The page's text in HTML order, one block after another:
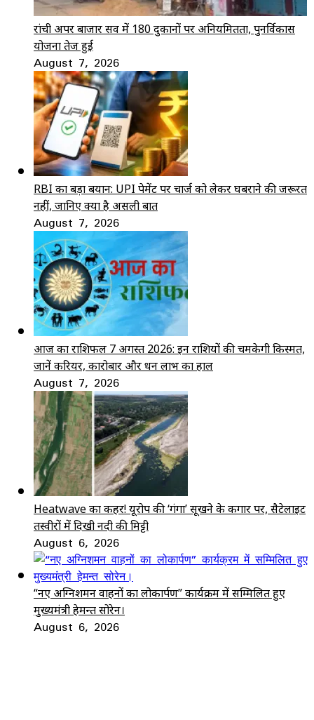
रांची अपर बाजार सर्वे में 180 दुकानों पर अनियमितता, पुनर्विकास
योजना तेज हुई
August 7, 2026
RBI का बड़ा बयान: UPI पेमेंट पर चार्ज को लेकर घबराने की जरूरत
नहीं, जानिए क्या है असली बात
August 7, 2026
आज का राशिफल 7 अगस्त 2026: इन राशियों की चमकेगी किस्मत,
जानें करियर, कारोबार और धन लाभ का हाल
August 7, 2026
Heatwave का कहर! यूरोप की ‘गंगा’ सूखने के कगार पर, सैटेलाइट
तस्वीरों में दिखी नदी की मिट्टी
August 6, 2026
“नए अग्निशमन वाहनों का लोकार्पण” कार्यक्रम में सम्मिलित हुए
मुख्यमंत्री हेमन्त सोरेन।
August 6, 2026